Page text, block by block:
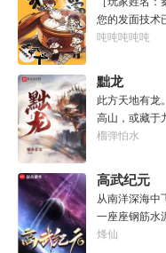
知者谓他情
您的发面技术
调馅（高级）
的那一刻，美
食文，早说呀
单纯的美食文
他看邻居、
事不决，先吃
力解锁图鉴。
吨吨吨吨吨
黜龙
此方天地有龙
高山，或藏于
雪，引江划河
之志。一时机
位成龙。作为
后来，他发现
群龙。所谓
间人人可为龙。
榴弹怕水
高武纪元
从南洋深海
一座座钢筋水
图统治整片星
烽仙